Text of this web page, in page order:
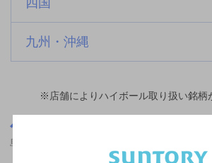
四国
九州・沖縄
※店舗によりハイボール取り扱い銘柄
島本駅(大阪府)周辺500mで食べ放題ありのお店